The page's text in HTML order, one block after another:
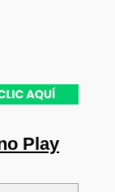
Play